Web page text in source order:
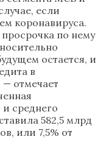
если
коронавируса.
по нему
остается, и
в
отмечает
среднего
582,5 млрд
или 7,5% от